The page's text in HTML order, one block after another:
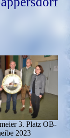
3. Platz OB-
2023